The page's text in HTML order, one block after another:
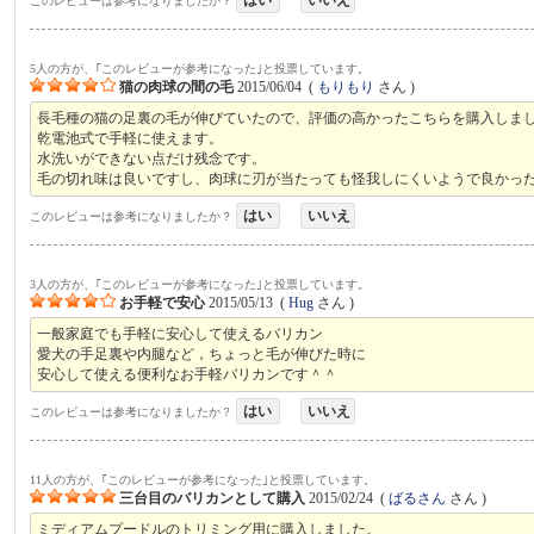
5人の方が、｢このレビューが参考になった｣と投票しています。
猫の肉球の間の毛 2015/06/04 ( もりもり さん )
長毛種の猫の足裏の毛が伸びていたので、評価の高かったこちらを購入しまし
乾電池式で手軽に使えます。
水洗いができない点だけ残念です。
毛の切れ味は良いですし、肉球に刃が当たっても怪我しにくいようで良かった
このレビューは参考になりましたか？ はい いいえ
3人の方が、｢このレビューが参考になった｣と投票しています。
お手軽で安心 2015/05/13 (Hug さん )
一般家庭でも手軽に安心して使えるバリカン
愛犬の手足裏や内腿など，ちょっと毛が伸びた時に
安心して使える便利なお手軽バリカンです＾＾
このレビューは参考になりましたか？ はい いいえ
11人の方が、｢このレビューが参考になった｣と投票しています。
三台目のバリカンとして購入 2015/02/24 (ばるさん さん )
ミディアムプードルのトリミング用に購入しました。